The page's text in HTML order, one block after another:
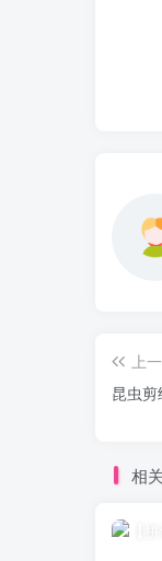
上
昆虫剪
相